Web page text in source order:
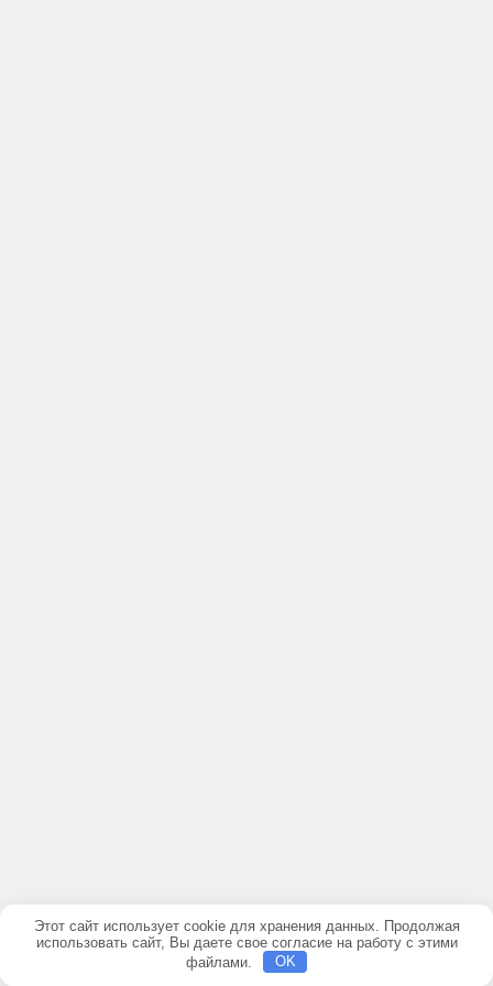
Этот сайт использует cookie для хранения данных. Продолжая
использовать сайт, Вы даете свое согласие на работу с этими
файлами.
OK